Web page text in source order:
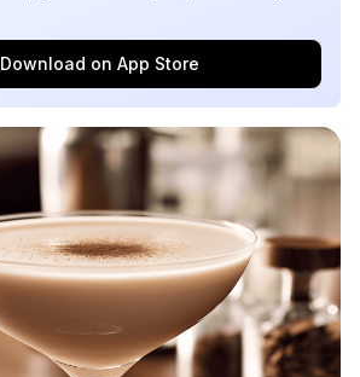
Download on App Store